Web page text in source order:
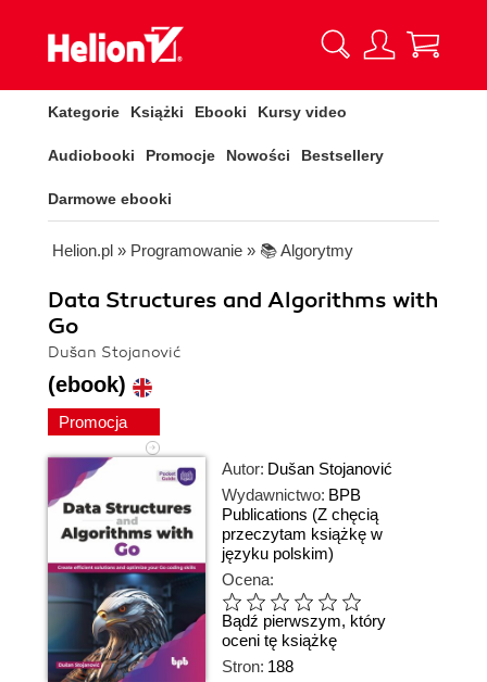
Kategorie Książki Ebooki Kursy video
Audiobooki Promocje Nowości Bestsellery
Darmowe ebooki
Helion.pl » Programowanie » 📚 Algorytmy
Data Structures and Algorithms with
Go
Dušan Stojanović
(ebook)
Promocja
Autor: Dušan Stojanović
Wydawnictwo: BPB
Publications (Z chęcią
przeczytam książkę w
języku polskim)
Ocena:
Bądź pierwszym, który
oceni tę książkę
Stron: 188